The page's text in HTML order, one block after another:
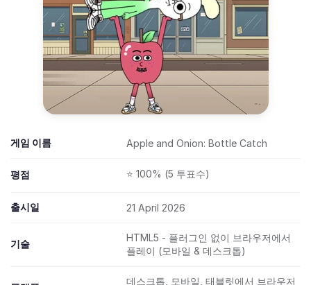
게임 이름 Apple and Onion: Bottle Catch
평점 ⭐ 100% (5 투표수)
출시일 21 April 2026
기술
HTML5 - 플러그인 없이 브라우저에서
플레이 (모바일 & 데스크톱)
데스크톱, 모바일, 태블릿에서 브라우저